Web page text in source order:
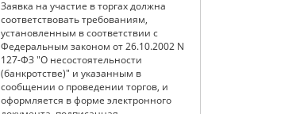
Заявка на участие в торгах должна
соответствовать требованиям,
установленным в соответствии с
Федеральным законом от 26.10.2002 N
127-ФЗ "О несостоятельности
(банкротстве)" и указанным в
сообщении о проведении торгов, и
оформляется в форме электронного